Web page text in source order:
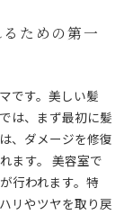
ための第一
です。美しい髪
は、まず最初に髪
、ダメージを修復
ます。 美容室で
行われます。特
リやツヤを取り戻